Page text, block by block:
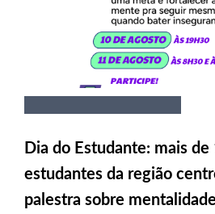
Dia do Estudante: mais
estudantes da região
palestra sobre